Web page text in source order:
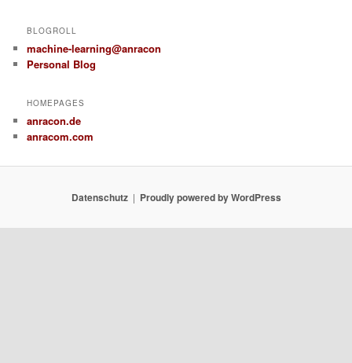
BLOGROLL
machine-learning@anracon
Personal Blog
HOMEPAGES
anracon.de
anracom.com
Datenschutz Proudly powered by WordPress